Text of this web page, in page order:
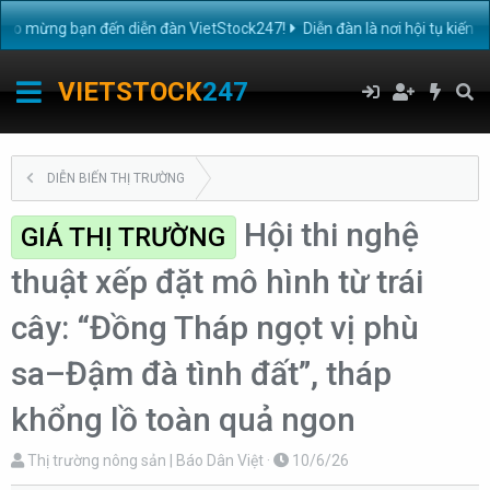
bạn đến diễn đàn VietStock247! Diễn đàn là nơi hội tụ kiến
VIETSTOCK247
DIỄN BIẾN THỊ TRƯỜNG
GIÁ THỊ TRƯỜNG
Hội thi nghệ
thuật xếp đặt mô hình từ trái
cây: “Đồng Tháp ngọt vị phù
sa–Đậm đà tình đất”, tháp
khổng lồ toàn quả ngon
T
h
Thị trường nông sản | Báo Dân Việt
N
g
10/6/26